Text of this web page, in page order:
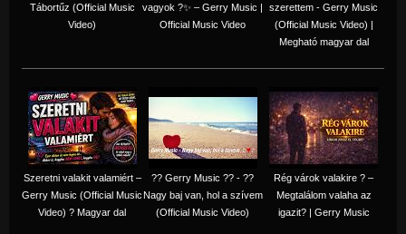
Tábortűz (Official Music
Video)
vagyok ?✨ – Gerry Music |
Official Music Video
szerettem - Gerry Music
(Official Music Video) |
Megható magyar dal
Szeretni valakit valamiért –
Gerry Music (Official Music
Video) ? Magyar dal
?? Gerry Music ?? - ??
Nagy baj van, hol a szívem
(Official Music Video)
Rég várok valakire ? –
Megtalálom valaha az
igazit? | Gerry Music